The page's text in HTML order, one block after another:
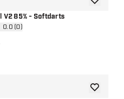
V2 85% - Softdarts
öffnen
0.0 (0)
Zur
Zur